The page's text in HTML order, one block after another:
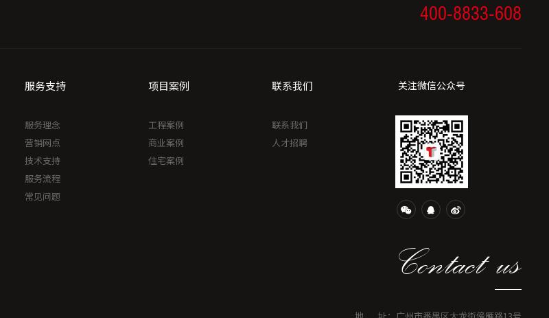
400-8833-608
服务支持
服务理念
营销网点
技术支持
服务流程
常见问题
项目案例
工程案例
商业案例
住宅案例
联系我们
联系我们
人才招聘
关注微信公众号
Contact us
地 址：广州市番禺区大龙街傍雁路13号